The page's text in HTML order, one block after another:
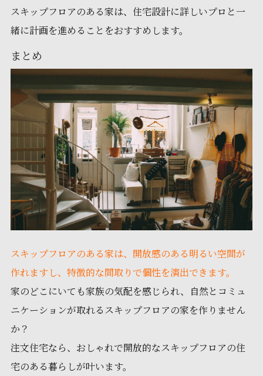
スキップフロアのある家は、住宅設計に詳しいプロと一
緒に計画を進めることをおすすめします。
まとめ
スキップフロアのある家は、開放感のある明るい空間が
作れますし、特徴的な間取りで個性を演出できます。
家のどこにいても家族の気配を感じられ、自然とコミュ
ニケーションが取れるスキップフロアの家を作りません
か？
注文住宅なら、おしゃれで開放的なスキップフロアの住
宅のある暮らしが叶います。